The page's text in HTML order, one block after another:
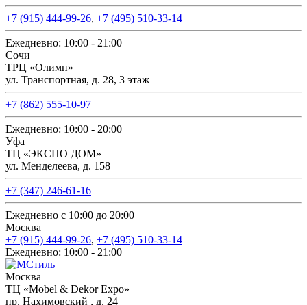
+7 (915) 444-99-26, +7 (495) 510-33-14
Ежедневно: 10:00 - 21:00
Сочи
ТРЦ «Олимп»
ул. Транспортная, д. 28, 3 этаж
+7 (862) 555-10-97
Ежедневно: 10:00 - 20:00
Уфа
ТЦ «ЭКСПО ДОМ»
ул. Менделеева, д. 158
+7 (347) 246-61-16
Ежедневно с 10:00 до 20:00
Москва
+7 (915) 444-99-26, +7 (495) 510-33-14
Ежедневно: 10:00 - 21:00
Москва
ТЦ «Mobel & Dekor Expo»
пр. Нахимовский , д. 24